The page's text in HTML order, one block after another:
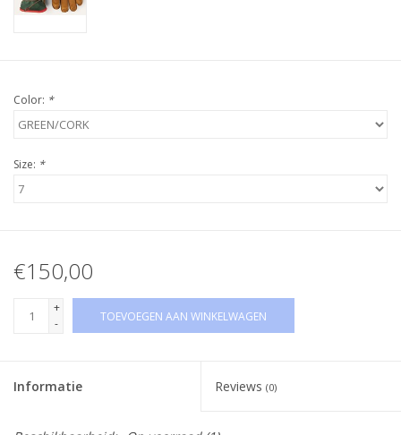
Color: *
Size: *
€150,00
+
-
TOEVOEGEN AAN WINKELWAGEN
Informatie Reviews (0)